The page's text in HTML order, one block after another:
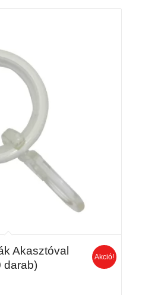
Akasztóval
darab)
Akció!